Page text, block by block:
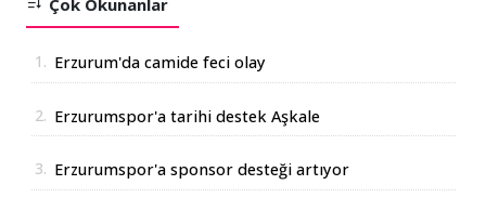
Çok Okunanlar
1. Erzurum'da camide feci olay
2. Erzurumspor'a tarihi destek Aşkale
3. Erzurumspor'a sponsor desteği artıyor